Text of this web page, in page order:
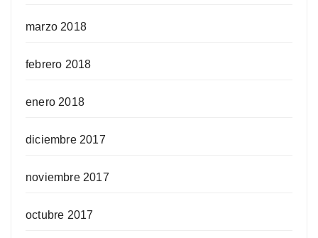
marzo 2018
febrero 2018
enero 2018
diciembre 2017
noviembre 2017
octubre 2017